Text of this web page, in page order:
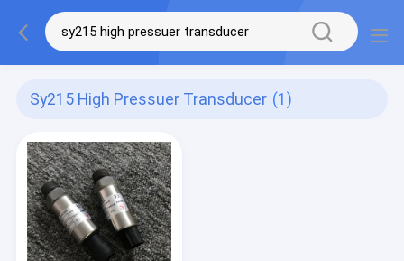
Sy215 High Pressuer Transducer (1)